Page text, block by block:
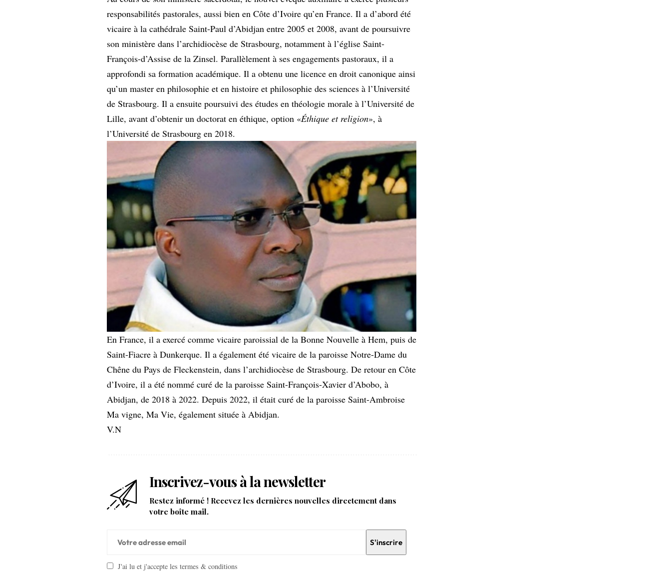
responsabilités pastorales, aussi bien en Côte d’Ivoire qu’en France. Il a d’abord été
vicaire à la cathédrale Saint-Paul d’Abidjan entre 2005 et 2008, avant de poursuivre
son ministère dans l’archidiocèse de Strasbourg, notamment à l’église Saint-
François-d’Assise de la Zinsel. Parallèlement à ses engagements pastoraux, il a
approfondi sa formation académique. Il a obtenu une licence en droit canonique ainsi
qu’un master en philosophie et en histoire et philosophie des sciences à l’Université
de Strasbourg. Il a ensuite poursuivi des études en théologie morale à l’Université de
Lille, avant d’obtenir un doctorat en éthique, option «Éthique et religion», à
l’Université de Strasbourg en 2018.
En France, il a exercé comme vicaire paroissial de la Bonne Nouvelle à Hem, puis de
Saint-Fiacre à Dunkerque. Il a également été vicaire de la paroisse Notre-Dame du
Chêne du Pays de Fleckenstein, dans l’archidiocèse de Strasbourg. De retour en Côte
d’Ivoire, il a été nommé curé de la paroisse Saint-François-Xavier d’Abobo, à
Abidjan, de 2018 à 2022. Depuis 2022, il était curé de la paroisse Saint-Ambroise
Ma vigne, Ma Vie, également située à Abidjan.
V.N
Inscrivez-vous à la newsletter
Restez informé ! Recevez les dernières nouvelles directement dans
votre boîte mail.
J'ai lu et j'accepte les termes & conditions